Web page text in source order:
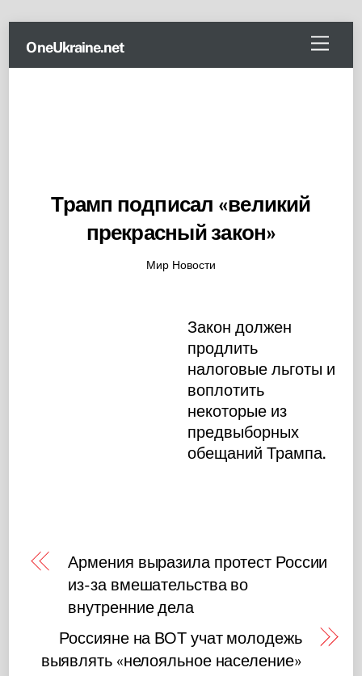
content
Menu
OneUkraine.net
Трамп подписал «великий
прекрасный закон»
Мир Новости
Закон должен
продлить
налоговые льготы и
воплотить
некоторые из
предвыборных
обещаний Трампа.
Армения выразила протест России
из-за вмешательства во
внутренние дела
Россияне на ВОТ учат молодежь
выявлять «нелояльное население»